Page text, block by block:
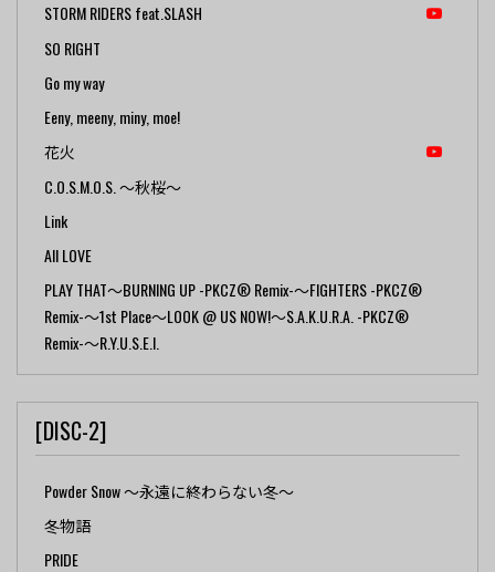
STORM RIDERS feat.SLASH
SO RIGHT
Go my way
Eeny, meeny, miny, moe!
花火
C.O.S.M.O.S. ～秋桜～
Link
All LOVE
PLAY THAT～BURNING UP -PKCZ® Remix-～FIGHTERS -PKCZ®
Remix-～1st Place～LOOK @ US NOW!～S.A.K.U.R.A. -PKCZ®
Remix-～R.Y.U.S.E.I.
[DISC-2]
Powder Snow ～永遠に終わらない冬～
冬物語
PRIDE